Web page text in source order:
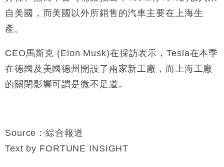
13:44
財經｜內地7月美元計價出口增近24%勝預期 貿易順
差達1125億美元
12:44
11:12
國際｜特朗普料美伊戰事快結束 承認部分彈藥庫存緊
張
15:59
財經｜SA售股自救後再出手 斥4億美元押注未上市公
司
自美國，而美國以外所銷售的汽車主要在上海生
產。
CEO馬斯克 (Elon Musk)在採訪表示，Tesla在本季
在德國及美國德州開設了兩家新工廠，而上海工廠
的關閉影響可謂是微不足道。
Source：綜合報道
Text by FORTUNE INSIGHT